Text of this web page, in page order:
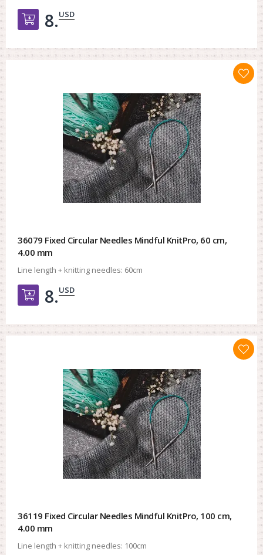
Добавить в корзину
8.USD
36079 Fixed Circular Needles Mindful KnitPro, 60 cm,
4.00 mm
Line length + knitting needles: 60cm
Добавить в корзину
8.USD
36119 Fixed Circular Needles Mindful KnitPro, 100 cm,
4.00 mm
Line length + knitting needles: 100cm